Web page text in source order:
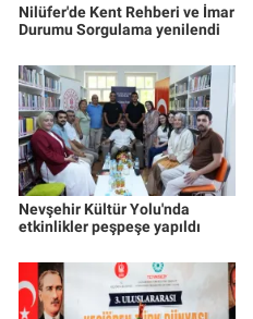
Nilüfer'de Kent Rehberi ve İmar
Durumu Sorgulama yenilendi
Nevşehir Kültür Yolu'nda
etkinlikler peşpeşe yapıldı